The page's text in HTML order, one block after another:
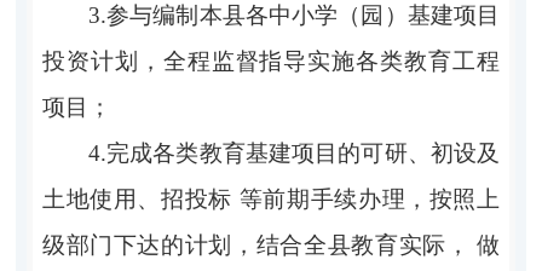
3.参与编制本县各中小学（园）基建项目
投资计划，全程监督指导实施各类教育工程
项目；
4.完成各类教育基建项目的可研、初设及
土地使用、招投标 等前期手续办理，按照上
级部门下达的计划，结合全县教育实际， 做